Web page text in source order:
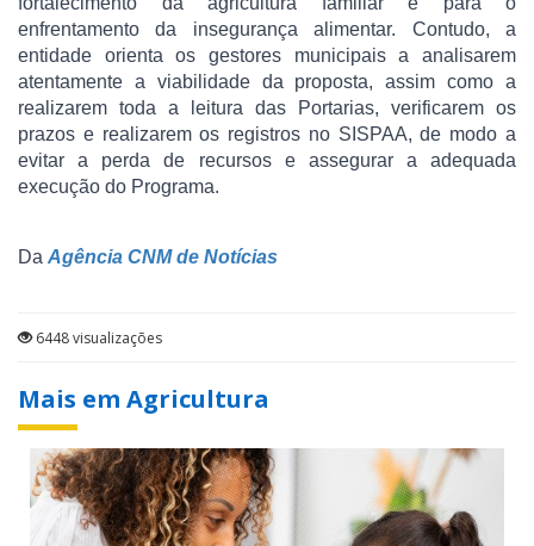
enfrentamento da insegurança alimentar. Contudo, a
entidade orienta os gestores municipais a analisarem
atentamente a viabilidade da proposta, assim como a
realizarem toda a leitura das Portarias, verificarem os
prazos e realizarem os registros no SISPAA, de modo a
evitar a perda de recursos e assegurar a adequada
execução do Programa.
Da Agência CNM de Notícias
6448 visualizações
Mais em Agricultura